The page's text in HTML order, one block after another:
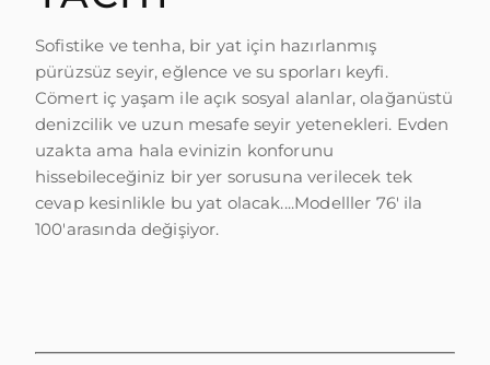
ÖĞRENIN
Sofistike ve tenha, bir yat için hazırlanmış
pürüzsüz seyir, eğlence ve su sporları keyfi.
Cömert iç yaşam ile açık sosyal alanlar, olağanüstü
denizcilik ve uzun mesafe seyir yetenekleri. Evden
uzakta ama hala evinizin konforunu
hissebileceğiniz bir yer sorusuna verilecek tek
cevap kesinlikle bu yat olacak....Modelller 76' ila
100'arasında değişiyor.